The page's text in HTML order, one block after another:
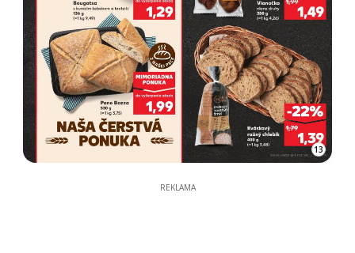
13
REKLAMA